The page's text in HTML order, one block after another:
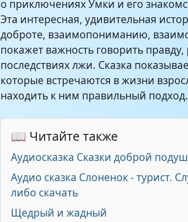
о приключениях Умки и его
Эта интересная, удивительная
доброте, взаимопониманию,
покажет важность говорить правду,
последствиях лжи. Сказка
которые встречаются в жизни
находить к ним правильный подход.
📖 Читайте также
Аудиосказка Сказки доброй
Аудио сказка Слоненок - турист.
либо скачать
Щедрый и жадный